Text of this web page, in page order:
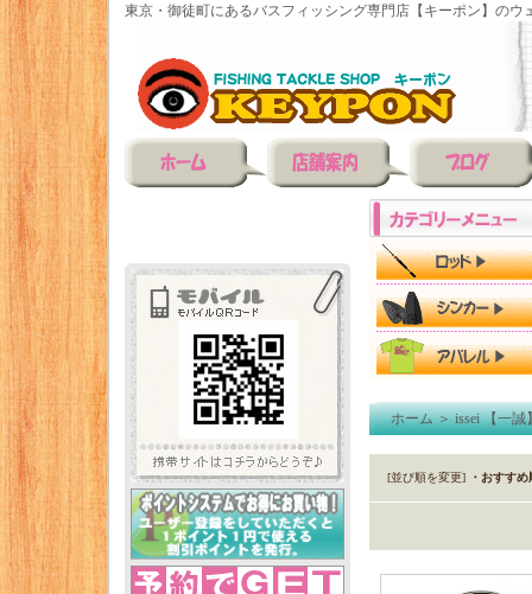
東京・御徒町にあるバスフィッシング専門店【キーポン】のウ
ホーム＞issei 【一誠
[並び順を変更] ・おすすめ